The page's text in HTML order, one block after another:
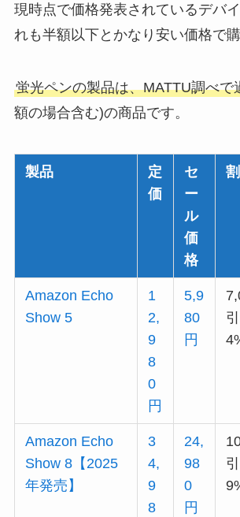
現時点で価格発表されているデバ
れも半額以下とかなり安い価格で
蛍光ペンの製品は、MATTU調べで
額の場合含む)の商品です。
製品
定
価
セ
ー
ル
価
格
Amazon Echo
Show 5
1
2,
9
8
0
円
5,9
80
円
Amazon Echo
Show 8【2025
年発売】
3
4,
9
8
24,
98
0
円